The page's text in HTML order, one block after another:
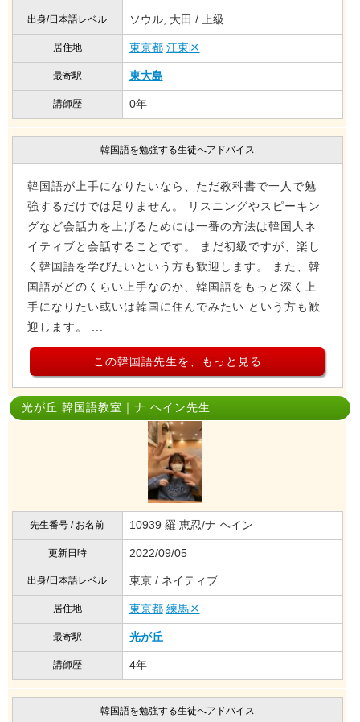
出身/日本語レベル ソウル, 大田 / 上級
居住地 東京都 江東区
最寄駅 東大島
講師歴 0年
韓国語を勉強する生徒へアドバイス
韓国語が上手になりたいなら、ただ教科書で一人で勉
強するだけでは足りません。 リスニングやスピーキン
グなど会話力を上げるためには一番の方法は韓国人ネ
イティブと会話することです。 まだ初級ですが、楽し
く韓国語を学びたいという方も歓迎します。 また、韓
国語がどのくらい上手なのか、韓国語をもっと深く上
手になりたい或いは韓国に住んでみたい という方も歓
迎します。 ...
この韓国語先生を、もっと見る
光が丘 韓国語教室｜ナ ヘイン先生
先生番号 / お名前 10939 羅 恵忍/ナ ヘイン
更新日時 2022/09/05
出身/日本語レベル 東京 / ネイティブ
居住地 東京都 練馬区
最寄駅 光が丘
講師歴 4年
韓国語を勉強する生徒へアドバイス